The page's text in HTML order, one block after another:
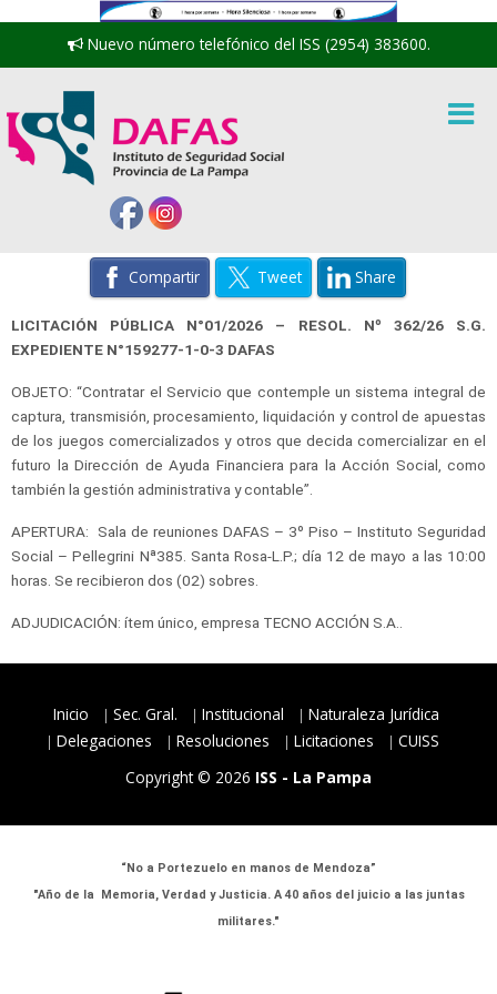
Nuevo número telefónico del ISS (2954) 383600.
Compartir Tweet Share
LICITACIÓN PÚBLICA N°01/2026 – RESOL. Nº 362/26 S.G.
EXPEDIENTE N°159277-1-0-3 DAFAS
OBJETO: “Contratar el Servicio que contemple un sistema integral de
captura, transmisión, procesamiento, liquidación y control de apuestas
de los juegos comercializados y otros que decida comercializar en el
futuro la Dirección de Ayuda Financiera para la Acción Social, como
también la gestión administrativa y contable”.
APERTURA: Sala de reuniones DAFAS – 3º Piso – Instituto Seguridad
Social – Pellegrini Nª385. Santa Rosa-L.P.; día 12 de mayo a las 10:00
horas. Se recibieron dos (02) sobres.
ADJUDICACIÓN: ítem único, empresa TECNO ACCIÓN S.A..
Inicio Sec. Gral. Institucional
Naturaleza Jurídica
Delegaciones
Resoluciones Licitaciones
CUISS
Copyright © 2026 ISS - La Pampa
“No a Portezuelo en manos de Mendoza”
"Año de la Memoria, Verdad y Justicia. A 40 años del juicio a las juntas
militares."